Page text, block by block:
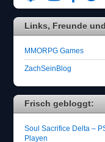
Links, Freunde
MMORPG Games
ZachSeinBlog
Frisch gebloggt:
Soul Sacrifice Delta –
Playen